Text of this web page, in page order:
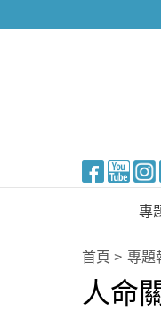
專
新
醫
首頁 專題
人命